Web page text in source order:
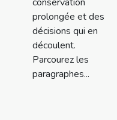
prolongée et des
décisions qui en
découlent.
Parcourez les
paragraphes...